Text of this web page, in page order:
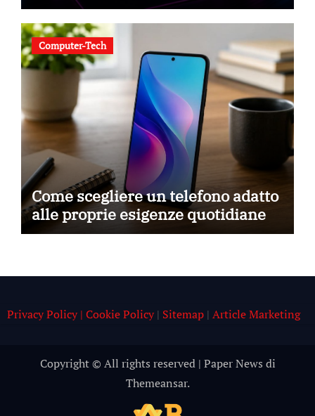
Computer-Tech
Come scegliere un telefono adatto
alle proprie esigenze quotidiane
Privacy Policy | Cookie Policy| Sitemap| Article Marketing
Copyright © All rights reserved | Paper News di
Themeansar.